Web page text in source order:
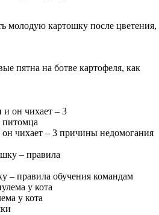
молодую картошку после цветения,
пятна на ботве картофеля, как
чихает – 3 причины недомогания
– правила обучения командам
у кота